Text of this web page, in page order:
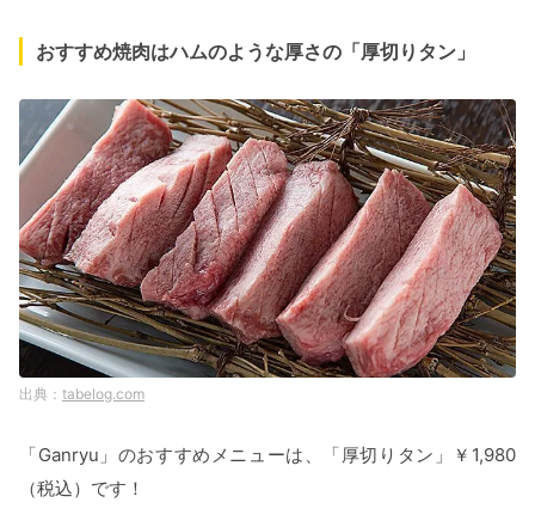
おすすめ焼肉はハムのような厚さの「厚切りタン」
tabelog.com
「Ganryu」のおすすめメニューは、「厚切りタン」￥1,980
（税込）です！